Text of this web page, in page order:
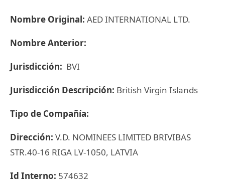
Nombre Original: AED INTERNATIONAL LTD.
Nombre Anterior:
Jurisdicción: BVI
Jurisdicción Descripción: British Virgin Islands
Tipo de Compañía:
Dirección: V.D. NOMINEES LIMITED BRIVIBAS
STR.40-16 RIGA LV-1050, LATVIA
Id Interno: 574632